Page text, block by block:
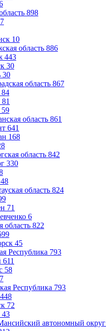
898
10
область 886
443
30
30
область 867
84
81
59
область 861
641
168
область 842
330
48
область 824
71
6
область 822
45
Республика 793
611
58
Республика 793
448
72
43
автономный округ